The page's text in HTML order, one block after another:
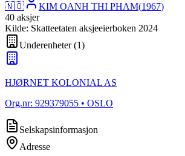
🇳🇴
KIM OANH THI PHAM(1967)
40 aksjer
Kilde: Skatteetaten aksjeeierboken 2024
Underenheter(1)
HJØRNET KOLONIAL AS
Org.nr: 929379055 • OSLO
Selskapsinformasjon
Adresse